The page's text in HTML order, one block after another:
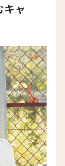
キャ